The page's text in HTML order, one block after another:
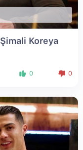
Koreya
0 0